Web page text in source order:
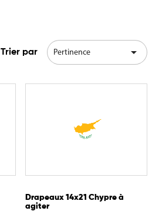
Trier par Pertinence 
Drapeaux 14x21 Chypre à
agiter